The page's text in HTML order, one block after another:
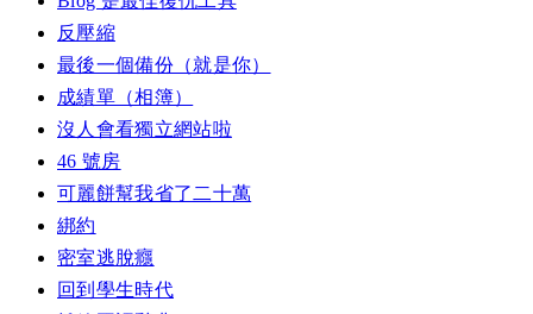
反壓縮
最後一個備份（就是你）
成績單（相簿）
沒人會看獨立網站啦
46 號房
可麗餅幫我省了二十萬
綁約
密室逃脫癮
回到學生時代